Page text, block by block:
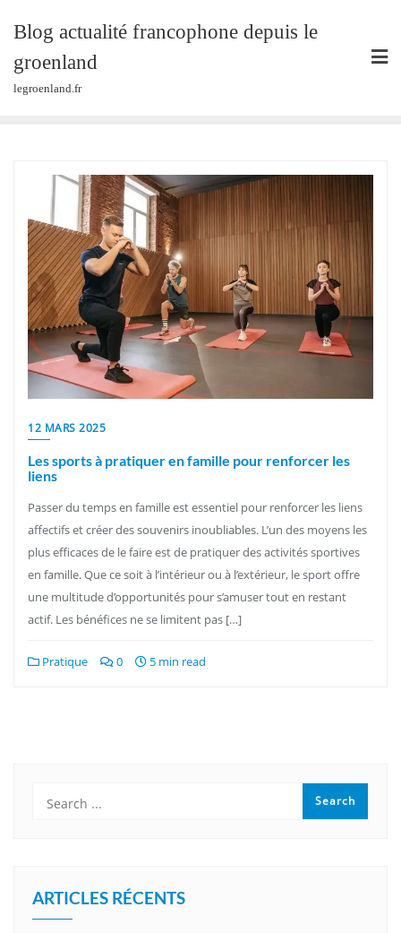
content
Blog actualité francophone depuis le
groenland
legroenland.fr
12 MARS 2025
Les sports à pratiquer en famille pour renforcer les
liens
Passer du temps en famille est essentiel pour renforcer les liens
affectifs et créer des souvenirs inoubliables. L’un des moyens les
plus efficaces de le faire est de pratiquer des activités sportives
en famille. Que ce soit à l’intérieur ou à l’extérieur, le sport offre
une multitude d’opportunités pour s’amuser tout en restant
actif. Les bénéfices ne se limitent pas […]
Pratique 0 5 min read
ARTICLES RÉCENTS